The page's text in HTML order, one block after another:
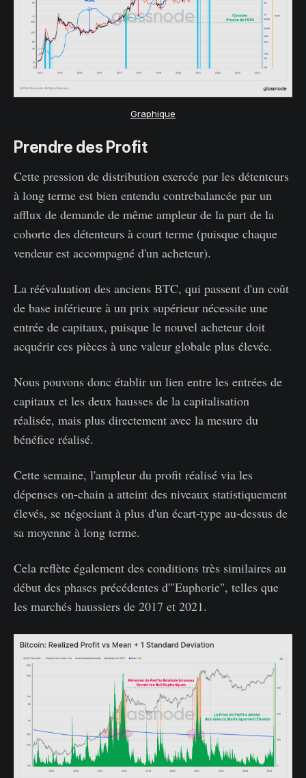
Graphique
Prendre des Profit
Cette pression de distribution exercée par les détenteurs
à long terme est bien entendu contrebalancée par un
afflux de demande de même ampleur de la part de la
cohorte des détenteurs à court terme (puisque chaque
vendeur est accompagné d'un acheteur).
La réévaluation des anciens BTC, qui passent d'un coût
de base inférieure à un prix supérieur nécessite une
entrée de capitaux, puisque le nouvel acheteur doit
acquérir ces pièces à une valeur globale plus élevée.
Nous pouvons donc établir un lien entre les entrées de
capitaux et les deux hausses de la capitalisation
réalisée, mais plus directement avec la mesure du
bénéfice réalisé.
Cette semaine, l'ampleur du profit réalisé via les
dépenses on-chain a atteint des niveaux statistiquement
élevés, se négociant à plus d'un écart-type au-dessus de
sa moyenne à long terme.
Cela reflète également des conditions très similaires au
début des phases précédentes d'"Euphorie", telles que
les marchés haussiers de 2017 et 2021.